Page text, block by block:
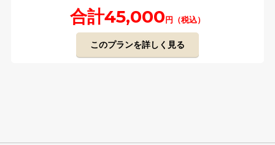
合計45,000円（税込）
このプランを詳しく見る